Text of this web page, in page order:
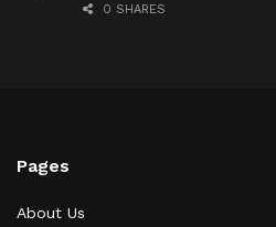
0 SHARES
Pages
About Us